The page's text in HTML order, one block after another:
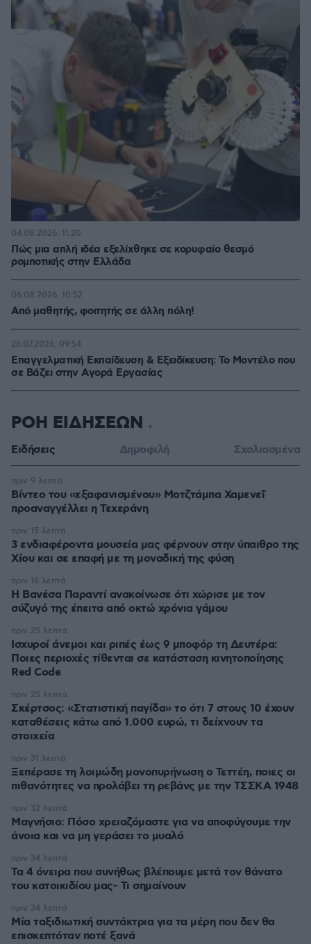
Πώς μια απλή ιδέα εξελίχθηκε σε κορυφαίο θεσμό
ρομποτικής στην Ελλάδα
04.08.2026, 11:20
Από μαθητής, φοιτητής σε άλλη πόλη!
06.08.2026, 10:52
Επαγγελματική Εκπαίδευση & Εξειδίκευση: Το Mοντέλο που
σε Bάζει στην Aγορά Eργασίας
26.07.2026, 09:54
ΡΟΗ ΕΙΔΗΣΕΩΝ
Ειδήσεις Δημοφιλή Σχολιασμένα
Βίντεο του «εξαφανισμένου» Μοτζτάμπα Χαμενεΐ
προαναγγέλλει η Τεχεράνη
πριν 9 λεπτά
3 ενδιαφέροντα μουσεία μας φέρνουν στην ύπαιθρο της
Χίου και σε επαφή με τη μοναδική της φύση
πριν 15 λεπτά
Η Βανέσα Παραντί ανακοίνωσε ότι χώρισε με τον
σύζυγό της έπειτα από οκτώ χρόνια γάμου
πριν 16 λεπτά
Ισχυροί άνεμοι και ριπές έως 9 μποφόρ τη Δευτέρα:
Ποιες περιοχές τίθενται σε κατάσταση κινητοποίησης
Red Code
πριν 25 λεπτά
Σκέρτσος: «Στατιστική παγίδα» το ότι 7 στους 10 έχουν
καταθέσεις κάτω από 1.000 ευρώ, τι δείχνουν τα
στοιχεία
πριν 25 λεπτά
Ξεπέρασε τη λοιμώδη μονοπυρήνωση ο Τεττέη, ποιες οι
πιθανότητες να προλάβει τη ρεβάνς με την ΤΣΣΚΑ 1948
πριν 31 λεπτά
Μαγνήσιο: Πόσο χρειαζόμαστε για να αποφύγουμε την
άνοια και να μη γεράσει το μυαλό
πριν 32 λεπτά
Τα 4 όνειρα που συνήθως βλέπουμε μετά τον θάνατο
του κατοικιδίου μας- Τι σημαίνουν
πριν 34 λεπτά
Μία ταξιδιωτική συντάκτρια για τα μέρη που δεν θα
επισκεπτόταν ποτέ ξανά
πριν 34 λεπτά